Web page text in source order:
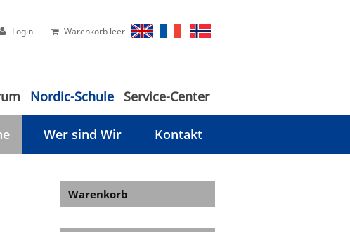
Login Warenkorb leer
Nordic-Schule Service-Center
Wer sind Wir Kontakt
Warenkorb